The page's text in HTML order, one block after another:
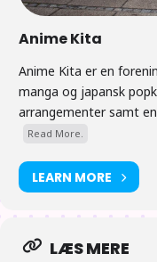
Anime Kita
Anime Kita er en
manga og japansk
arrangementer samt
Read More.
LEARN MORE
LÆS MERE